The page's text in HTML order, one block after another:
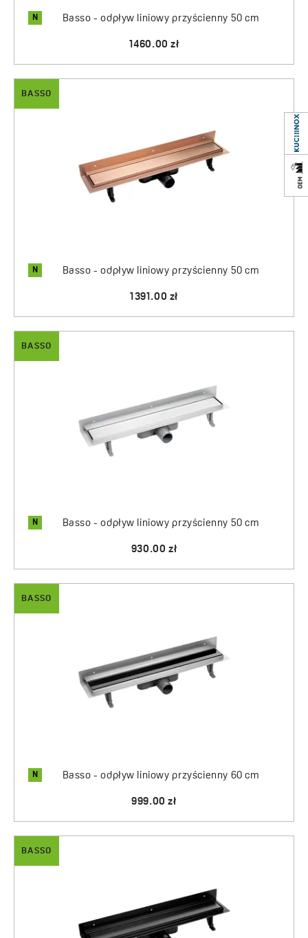
N Basso - odpływ liniowy przyścienny 50 cm
1460.00 zł
BASSO
N Basso - odpływ liniowy przyścienny 50 cm
1391.00 zł
BASSO
N Basso - odpływ liniowy przyścienny 50 cm
930.00 zł
BASSO
N Basso - odpływ liniowy przyścienny 60 cm
999.00 zł
BASSO